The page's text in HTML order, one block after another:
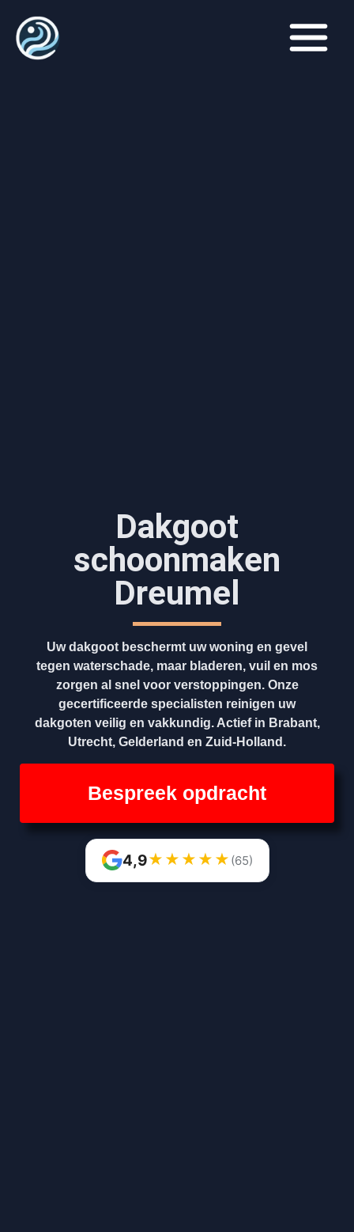
Dakgoot
schoonmaken​
Dreumel
Uw dakgoot beschermt uw woning en gevel
tegen waterschade, maar bladeren, vuil en mos
zorgen al snel voor verstoppingen. Onze
gecertificeerde specialisten reinigen uw
dakgoten veilig en vakkundig. Actief in Brabant,
Utrecht, Gelderland en Zuid-Holland.
Bespreek opdracht
4,9★ ★ ★ ★ ★ (65)